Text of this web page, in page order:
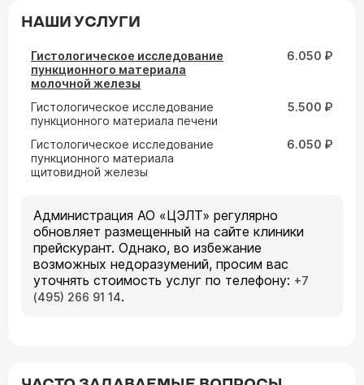
НАШИ УСЛУГИ
Гистологическое исследование
пункционного материала
молочной железы
6.050 ₽
Гистологическое исследование
пункционного материала печени
5.500 ₽
Гистологическое исследование
пункционного материала
щитовидной железы
6.050 ₽
Администрация АО «ЦЭЛТ» регулярно
обновляет размещенный на сайте клиники
прейскурант. Однако, во избежание
возможных недоразумений, просим вас
уточнять стоимость услуг по телефону: +7
(495) 266 91 14.